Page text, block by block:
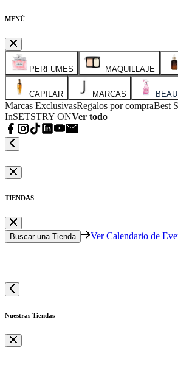
MENÚ
PERFUMES MAQUILLAJE
CAPILAR MARCAS
Marcas ExclusivasRegalos por compraBest
InSETSTRY ONVer todo
TIENDAS
Buscar una Tienda Ver Calendario de
Nuestras Tiendas